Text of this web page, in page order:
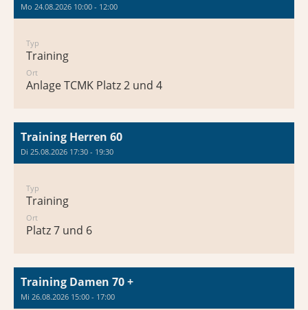
Mo 24.08.2026 10:00 - 12:00
Typ
Training
Ort
Anlage TCMK Platz 2 und 4
Training Herren 60
Di 25.08.2026 17:30 - 19:30
Typ
Training
Ort
Platz 7 und 6
Training Damen 70 +
Mi 26.08.2026 15:00 - 17:00